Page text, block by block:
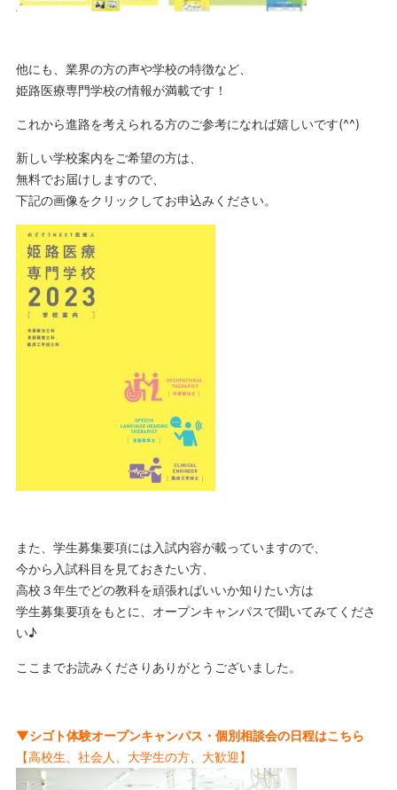
他にも、業界の方の声や学校の特徴など、
姫路医療専門学校の情報が満載です！
これから進路を考えられる方のご参考になれば嬉しいです(^^)
新しい学校案内をご希望の方は、
無料でお届けしますので、
下記の画像をクリックしてお申込みください。
また、学生募集要項には入試内容が載っていますので、
今から入試科目を見ておきたい方、
高校３年生でどの教科を頑張ればいいか知りたい方は
学生募集要項をもとに、オープンキャンパスで聞いてみてくださ
い♪
ここまでお読みくださりありがとうございました。
▼シゴト体験オープンキャンパス・個別相談会の日程はこちら
【高校生、社会人、大学生の方、大歓迎】